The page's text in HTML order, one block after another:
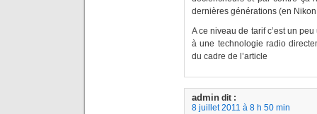
dernières générations (en
A ce niveau de tarif c’est un
à une technologie radio
du cadre de l’article
admin dit :
8 juillet 2011 à 8 h 50 min